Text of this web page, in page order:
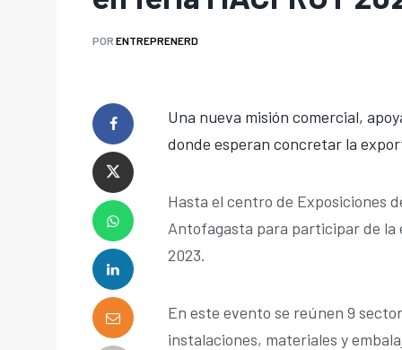
POR ENTREPRENERD
Una nueva misión comercial,
donde esperan concretar la
Hasta el centro de Exposiciones
Antofagasta para participar de la
2023.
En este evento se reúnen 9
instalaciones, materiales y